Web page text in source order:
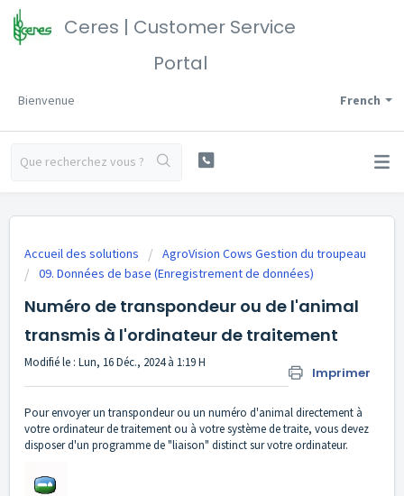
Ceres | Customer Service
Portal
French
Bienvenue
Accueil des solutions
AgroVision Cows Gestion du troupeau
09. Données de base (Enregistrement de données)
Numéro de transpondeur ou de l'animal
transmis à l'ordinateur de traitement
Imprimer
Modifié le : Lun, 16 Déc., 2024 à 1:19 H
Pour envoyer un transpondeur ou un numéro d'animal directement à
votre ordinateur de traitement ou à votre système de traite, vous devez
disposer d'un programme de "liaison" distinct sur votre ordinateur.